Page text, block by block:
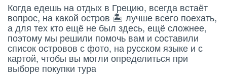
Когда едешь на отдых в Грецию, всегда встаёт
вопрос, на какой остров 🏝️ лучше всего поехать,
а для тех кто ещё не был здесь, ещё сложнее,
поэтому мы решили помочь вам и составили
список островов с фото, на русском языке и с
картой, чтобы вы могли определиться при
выборе покупки тура